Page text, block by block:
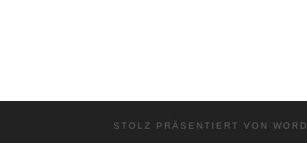
STOLZ PRÄSENTIERT VON